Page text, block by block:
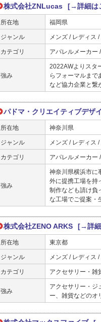
株式会社ZNLucas [→詳細は
所在地 福岡県
ジャンル メンズ / レディス /
カテゴリ アパレルメーカー
強み
2022AWよりスタ
らフォーマルまで
など協力企業と繋
パドマ・クリエイティブデザ
所在地 神奈川県
ジャンル メンズ / レディス
カテゴリ アパレルメーカー
強み
神奈川県横浜市に
外に提携工場を持
制作なども請け負
な工場でご提案・
株式会社ZENO ARKS [→詳
所在地 東京都
ジャンル メンズ / レディス
カテゴリ アクセサリー・雑
強み
アクセサリー・ジ
ー、雑貨などのオ